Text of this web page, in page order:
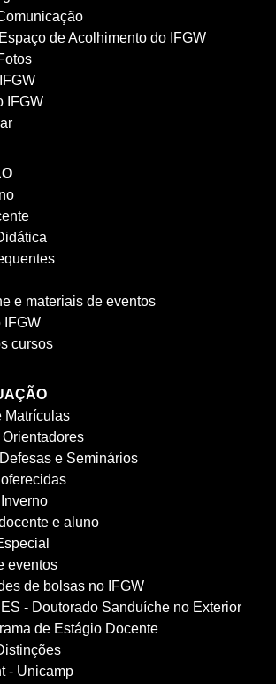
de Acolhimento do IFGW
IFGW
e materiais de eventos
IFGW
cursos
Matrículas
e Seminários
e aluno
eventos
de bolsas no IFGW
- Doutorado Sanduíche no Exterior
de Estágio Docente
- Unicamp